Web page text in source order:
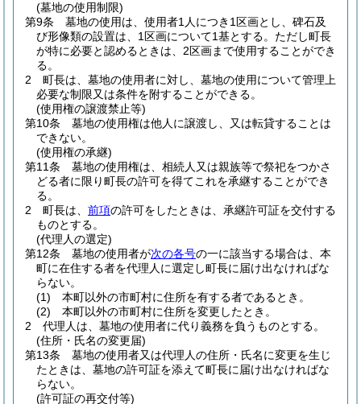
(墓地の使用制限)
第9条
墓地の使用は、使用者1人につき1区画とし、碑石及
び形像類の設置は、1区画について1基とする。 ただし町長
が特に必要と認めるときは、2区画まで使用することができ
る。
2
町長は、墓地の使用者に対し、墓地の使用について管理上
必要な制限又は条件を附することができる。
(使用権の譲渡禁止等)
第10条
墓地の使用権は他人に譲渡し、又は転貸することは
できない。
(使用権の承継)
第11条
墓地の使用権は、相続人又は親族等で祭祀をつかさ
どる者に限り町長の許可を得てこれを承継することができ
る。
2
町長は、 前項の許可をしたときは、承継許可証を交付する
ものとする。
(代理人の選定)
第12条
墓地の使用者が次の各号の一に該当する場合は、本
町に在住する者を代理人に選定し町長に届け出なければな
らない。
(1)
本町以外の市町村に住所を有する者であるとき。
(2)
本町以外の市町村に住所を変更したとき。
2
代理人は、墓地の使用者に代り義務を負うものとする。
(住所・氏名の変更届)
第13条
墓地の使用者又は代理人の住所・氏名に変更を生じ
たときは、墓地の許可証を添えて町長に届け出なければな
らない。
(許可証の再交付等)